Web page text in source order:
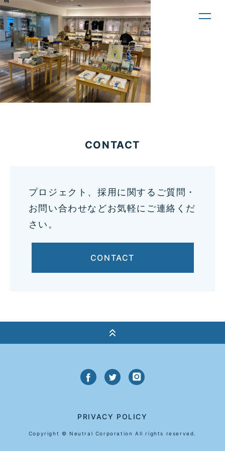
CONTACT
プロジェクト、採用に関するご質問・
お問い合わせなどお気軽にご連絡くだ
さい。
CONTACT
PRIVACY POLICY
Copyright © Neutral Corporation All rights reserved.